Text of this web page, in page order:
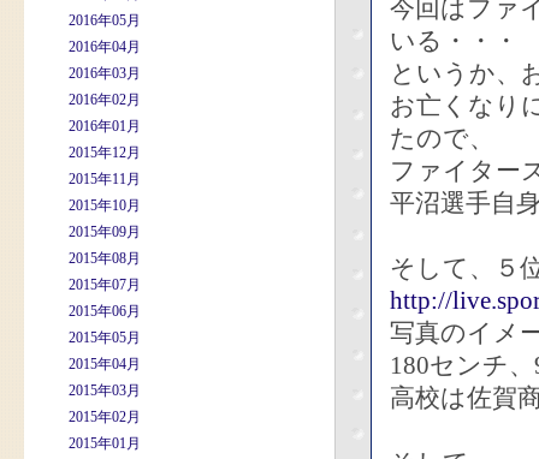
2016年05月
2016年04月
2016年03月
2016年02月
2016年01月
2015年12月
2015年11月
2015年10月
2015年09月
2015年08月
2015年07月
2015年06月
2015年05月
2015年04月
2015年03月
2015年02月
2015年01月
今回はファ
いる・・・
というか、
お亡くなり
たので、
ファイター
平沼選手自
そして、５
http://
写真のイメ
180センチ
高校は佐賀